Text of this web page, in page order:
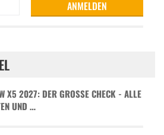
X5 2027: DER GROSSE CHECK - ALLE D
UND …